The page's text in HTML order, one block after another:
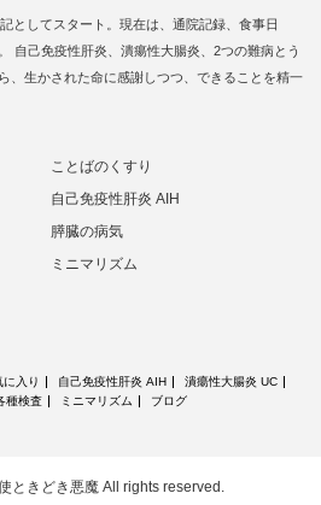
としてスタート。現在は、通院記録、食事日
自己免疫性肝炎、潰瘍性大腸炎、2つの難病とう
、生かされた命に感謝しつつ、できることを精一
ことばのくすり
自己免疫性肝炎 AIH
膵臓の病気
ミニマリズム
に入り 自己免疫性肝炎 AIH
潰瘍性大腸炎 UC
種検査 ミニマリズム ブログ
ときどき悪魔 All rights reserved.